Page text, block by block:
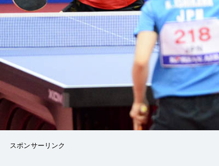
スポンサーリンク